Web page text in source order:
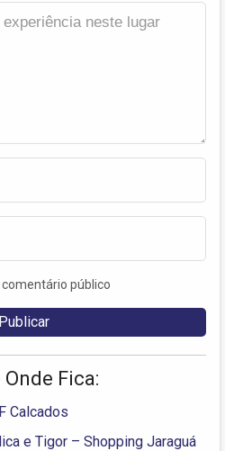
público
Fica:
Calcados
e Tigor – Shopping Jaraguá